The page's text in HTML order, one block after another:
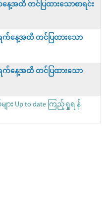
နေ့အထိ တင်ပြထားသောစာရင်း
ရက်နေ့အထိ တင်ပြထားသော
ရက်နေ့အထိ တင်ပြထားသော
Up to date ကြည့်ရှုရ န်